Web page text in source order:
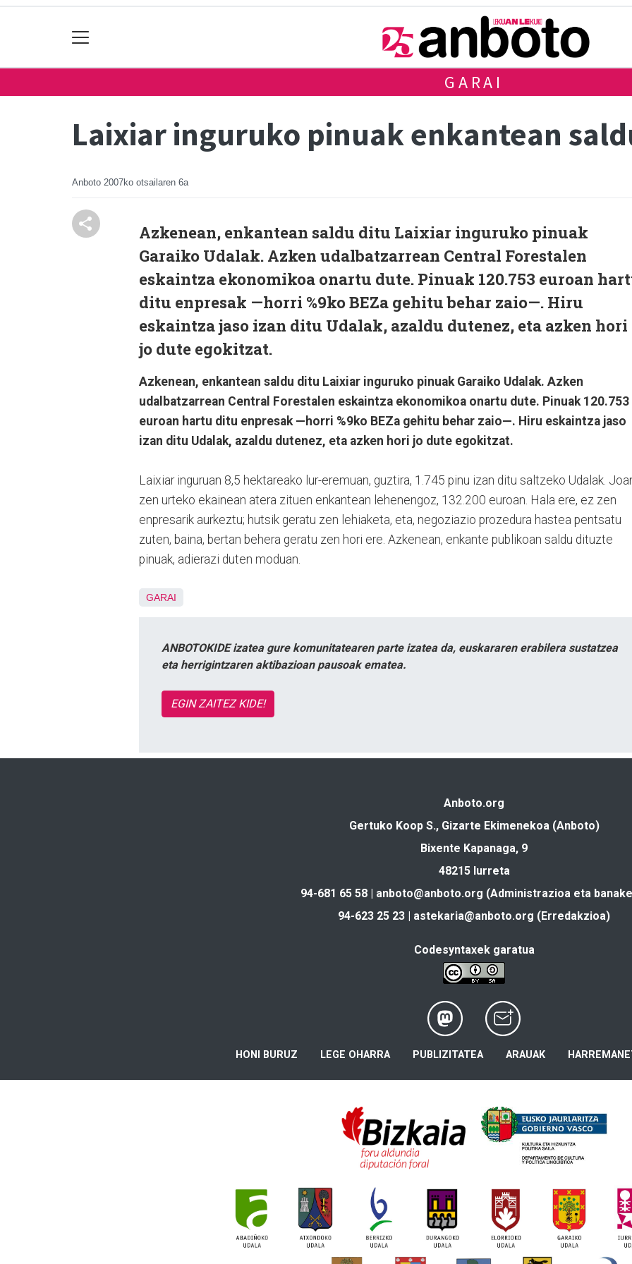
GARAI
Laixiar inguruko pinuak enkantean
Anboto 2007ko otsailaren 6a
Azkenean, enkantean saldu ditu Laixiar inguruko pinuak
Garaiko Udalak. Azken udalbatzarrean Central Forestalen
eskaintza ekonomikoa onartu dute. Pinuak 120.753 euroan
ditu enpresak —horri %9ko BEZa gehitu behar zaio—. Hiru
eskaintza jaso izan ditu Udalak, azaldu dutenez, eta azken hori
jo dute egokitzat.
Azkenean, enkantean saldu ditu Laixiar inguruko pinuak Garaiko Udalak. Azken
udalbatzarrean Central Forestalen eskaintza ekonomikoa onartu dute. Pinuak 120.753
euroan hartu ditu enpresak —horri %9ko BEZa gehitu behar zaio—. Hiru eskaintza jaso
izan ditu Udalak, azaldu dutenez, eta azken hori jo dute egokitzat.
Laixiar inguruan 8,5 hektareako lur-eremuan, guztira, 1.745 pinu izan ditu saltzeko Udalak.
zen urteko ekainean atera zituen enkantean lehenengoz, 132.200 euroan. Hala ere, ez zen
enpresarik aurkeztu; hutsik geratu zen lehiaketa, eta, negoziazio prozedura hastea pentsatu
zuten, baina, bertan behera geratu zen hori ere. Azkenean, enkante publikoan saldu dituzte
pinuak, adierazi duten moduan.
GARAI
ANBOTOKIDE izatea gure komunitatearen parte izatea da, euskararen erabilera sustatzea
eta herrigintzaren aktibazioan pausoak ematea.
EGIN ZAITEZ KIDE!
Anboto.org
Gertuko Koop S., Gizarte Ekimenekoa (Anboto)
Bixente Kapanaga, 9
48215 Iurreta
94-681 65 58 | anboto@anboto.org (Administrazioa eta
94-623 25 23 | astekaria@anboto.org (Erredakzioa)
Codesyntaxek garatua
HONI BURUZ LEGE OHARRA PUBLIZITATEA ARAUAK